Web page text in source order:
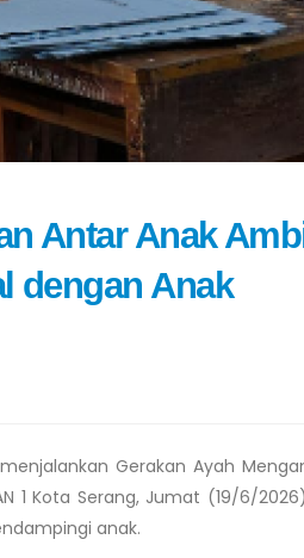
Antar Anak
dengan Anak
Gerakan Ayah
1 Kota Serang, Jumat (19/6/
anak.